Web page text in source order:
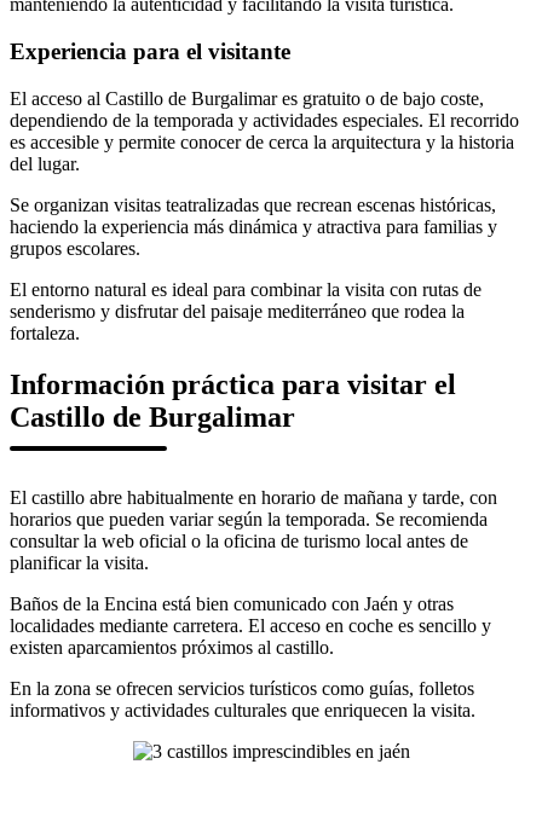
manteniendo la autenticidad y facilitando la visita turística.
Experiencia para el visitante
El acceso al Castillo de Burgalimar es gratuito o de bajo coste,
dependiendo de la temporada y actividades especiales. El recorrido
es accesible y permite conocer de cerca la arquitectura y la historia
del lugar.
Se organizan visitas teatralizadas que recrean escenas históricas,
haciendo la experiencia más dinámica y atractiva para familias y
grupos escolares.
El entorno natural es ideal para combinar la visita con rutas de
senderismo y disfrutar del paisaje mediterráneo que rodea la
fortaleza.
Información práctica para visitar el
Castillo de Burgalimar
El castillo abre habitualmente en horario de mañana y tarde, con
horarios que pueden variar según la temporada. Se recomienda
consultar la web oficial o la oficina de turismo local antes de
planificar la visita.
Baños de la Encina está bien comunicado con Jaén y otras
localidades mediante carretera. El acceso en coche es sencillo y
existen aparcamientos próximos al castillo.
En la zona se ofrecen servicios turísticos como guías, folletos
informativos y actividades culturales que enriquecen la visita.